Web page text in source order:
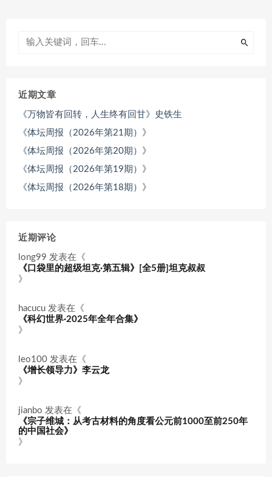
近期文章
《万物皆有回转，人生终有回甘》史铁生
《体坛周报（2026年第21期）》
《体坛周报（2026年第20期）》
《体坛周报（2026年第19期）》
《体坛周报（2026年第18期）》
近期评论
long99 发表在《
《口袋里的超级坦克·第五辑》[全5册]坦克叔叔
》
hacucu 发表在《
《科幻世界·2025年全年合集》
》
leo100 发表在《
《增长领导力》李云龙
》
jianbo 发表在《
《宗子维城：从考古材料的角度看公元前1000至前250年
的中国社会》
》